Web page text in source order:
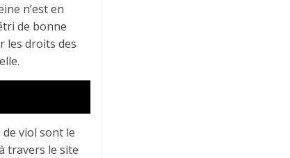
n’est en
de bonne
les droits des
de viol sont le
travers le site